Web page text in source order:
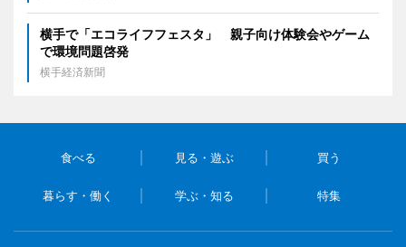
横手で「エコライフフェスタ」 親子向け体験会やゲーム
で環境問題啓発
横手経済新聞
食べる 見る・遊ぶ 買う
暮らす・働く 学ぶ・知る 特集